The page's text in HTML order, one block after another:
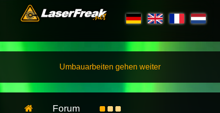
Umbauarbeiten gehen weiter
Forum